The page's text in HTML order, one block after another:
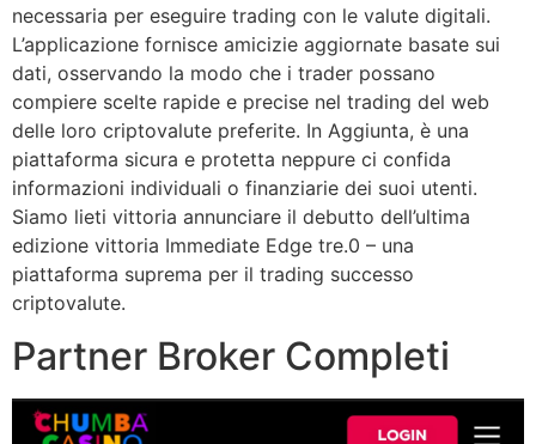
necessaria per eseguire trading con le valute digitali.
L’applicazione fornisce amicizie aggiornate basate sui
dati, osservando la modo che i trader possano
compiere scelte rapide e precise nel trading del web
delle loro criptovalute preferite. In Aggiunta, è una
piattaforma sicura e protetta neppure ci confida
informazioni individuali o finanziarie dei suoi utenti.
Siamo lieti vittoria annunciare il debutto dell’ultima
edizione vittoria Immediate Edge tre.0 – una
piattaforma suprema per il trading successo
criptovalute.
Partner Broker Completi